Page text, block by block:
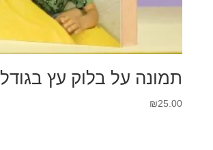
תמונה על בלוק עץ בגודל 15×15
₪25.00